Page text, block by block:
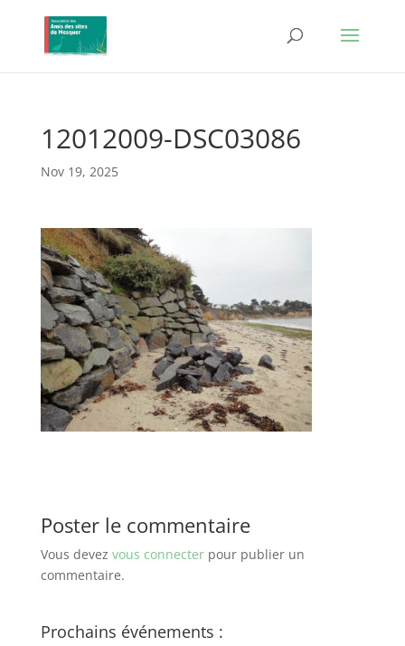
12012009-DSC03086
Nov 19, 2025
Poster le commentaire
Vous devez vous connecterpour publier un
commentaire.
Prochains événements :